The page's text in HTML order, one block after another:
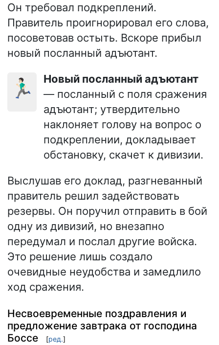
Он требовал подкреплений.
Правитель проигнорировал его слова,
посоветовав остыть. Вскоре прибыл
новый посланный адъютант.
🏃🏻‍♂️
Новый посланный адъютант
— посланный с поля сражения
адъютант; утвердительно
наклоняет голову на вопрос о
подкреплении, докладывает
обстановку, скачет к дивизии.
Выслушав его доклад, разгневанный
правитель решил задействовать
резервы. Он поручил отправить в бой
одну из дивизий, но внезапно
передумал и послал другие войска.
Это решение лишь создало
очевидные неудобства и замедлило
ход сражения.
Несвоевременные поздравления и
предложение завтрака от господина
Боссе
[ред.]